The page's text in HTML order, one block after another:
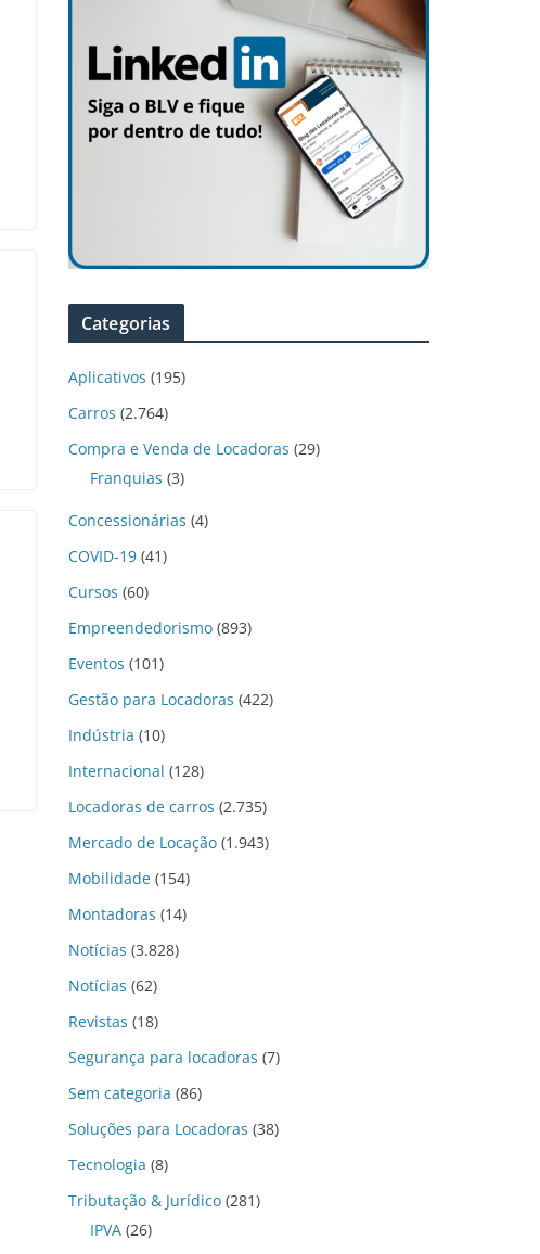
Categorias
Aplicativos (195)
Carros (2.764)
Compra e Venda de Locadoras (29)
Franquias (3)
Concessionárias (4)
COVID-19 (41)
Cursos (60)
Empreendedorismo (893)
Eventos (101)
Gestão para Locadoras (422)
Indústria (10)
Internacional (128)
Locadoras de carros (2.735)
Mercado de Locação (1.943)
Mobilidade (154)
Montadoras (14)
Notícias (3.828)
Notícias (62)
Revistas (18)
Segurança para locadoras (7)
Sem categoria (86)
Soluções para Locadoras (38)
Tecnologia (8)
Tributação & Jurídico (281)
IPVA (26)